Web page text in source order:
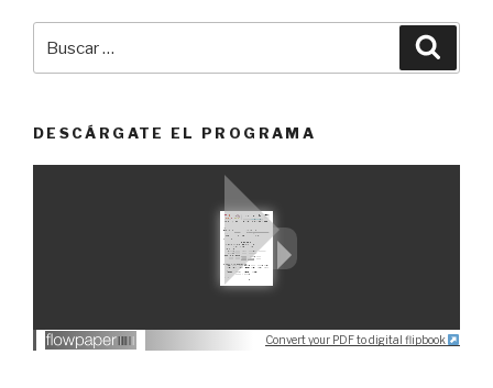
DESCÁRGATE EL PROGRAMA
Convert your PDF to digital flipbook